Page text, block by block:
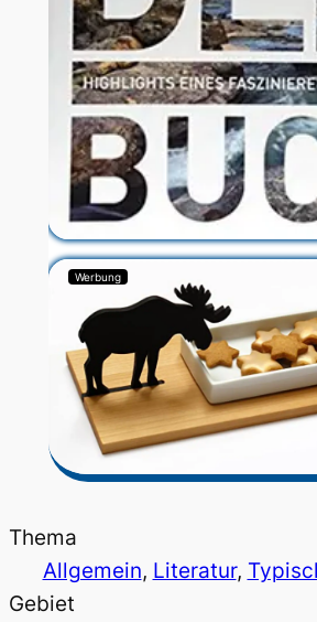
Werbung
Thema
Allgemein, Literatur,
Gebiet